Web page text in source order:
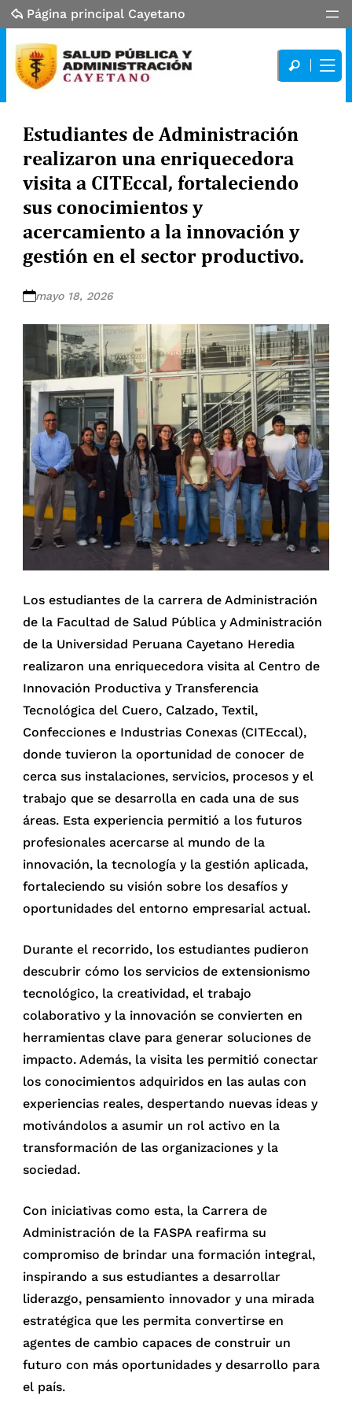
Página principal Cayetano
Estudiantes de Administración
realizaron una enriquecedora
visita a CITEccal, fortaleciendo
sus conocimientos y
acercamiento a la innovación y
gestión en el sector productivo.
mayo 18, 2026
Los estudiantes de la carrera de Administración
de la Facultad de Salud Pública y Administración
de la Universidad Peruana Cayetano Heredia
realizaron una enriquecedora visita al Centro de
Innovación Productiva y Transferencia
Tecnológica del Cuero, Calzado, Textil,
Confecciones e Industrias Conexas (CITEccal),
donde tuvieron la oportunidad de conocer de
cerca sus instalaciones, servicios, procesos y el
trabajo que se desarrolla en cada una de sus
áreas. Esta experiencia permitió a los futuros
profesionales acercarse al mundo de la
innovación, la tecnología y la gestión aplicada,
fortaleciendo su visión sobre los desafíos y
oportunidades del entorno empresarial actual.
Durante el recorrido, los estudiantes pudieron
descubrir cómo los servicios de extensionismo
tecnológico, la creatividad, el trabajo
colaborativo y la innovación se convierten en
herramientas clave para generar soluciones de
impacto. Además, la visita les permitió conectar
los conocimientos adquiridos en las aulas con
experiencias reales, despertando nuevas ideas y
motivándolos a asumir un rol activo en la
transformación de las organizaciones y la
sociedad.
Con iniciativas como esta, la Carrera de
Administración de la FASPA reafirma su
compromiso de brindar una formación integral,
inspirando a sus estudiantes a desarrollar
liderazgo, pensamiento innovador y una mirada
estratégica que les permita convertirse en
agentes de cambio capaces de construir un
futuro con más oportunidades y desarrollo para
el país.